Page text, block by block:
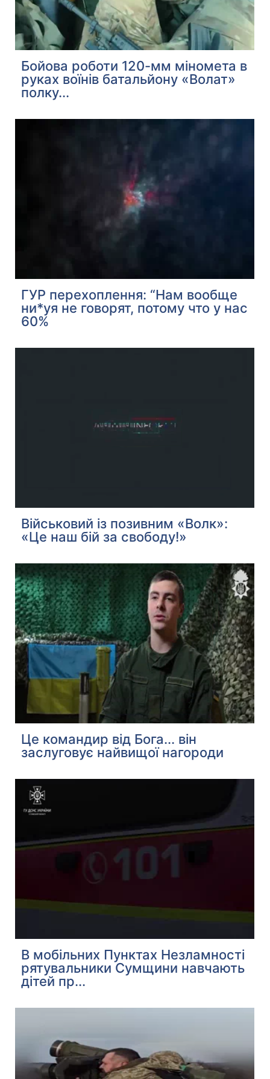
Бойова роботи 120-мм міномета в
руках воїнів батальйону «Волат»
полку...
ГУР перехоплення: “Нам вообще
ни*уя не говорят, потому что у нас
60%
Військовий із позивним «Волк»:
«Це наш бій за свободу!»
Це командир від Бога... він
заслуговує найвищої нагороди
В мобільних Пунктах Незламності
рятувальники Сумщини навчають
дітей пр...